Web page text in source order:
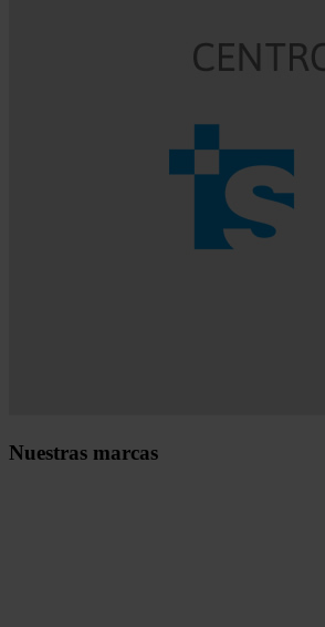
Nuestras marcas